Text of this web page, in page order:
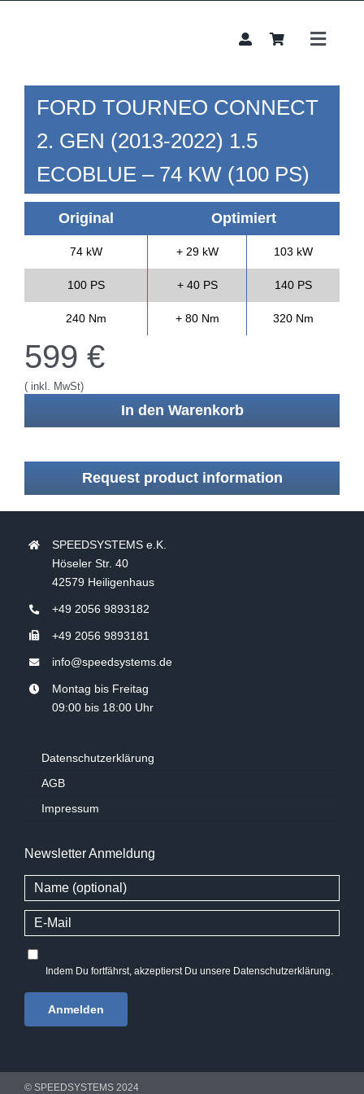
Toggle
FORD TOURNEO CONNECT
2. GEN (2013-2022) 1.5
ECOBLUE – 74 KW (100 PS)
Original Optimiert
74 kW + 29 kW 103 kW
100 PS + 40 PS 140 PS
240 Nm + 80 Nm 320 Nm
599 €
( inkl. MwSt)
In den Warenkorb
Request product information
SPEEDSYSTEMS e.K.
Höseler Str. 40
42579 Heiligenhaus
+49 2056 9893182
+49 2056 9893181
info@speedsystems.de
Montag bis Freitag
09:00 bis 18:00 Uhr
Datenschutzerklärung
AGB
Impressum
Newsletter Anmeldung
Indem Du fortfährst, akzeptierst Du unsere Datenschutzerklärung.
© SPEEDSYSTEMS 2024